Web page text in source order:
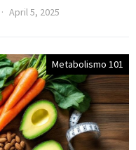
April 5, 2025
Metabolismo 101